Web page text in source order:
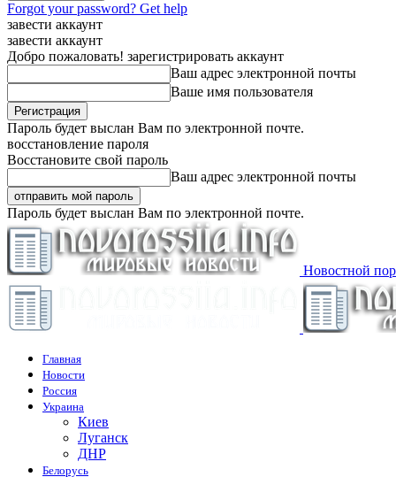
Forgot your password? Get help
завести аккаунт
завести аккаунт
Добро пожаловать! зарегистрировать аккаунт
Ваш адрес электронной почты
Ваше имя пользователя
Пароль будет выслан Вам по электронной почте.
восстановление пароля
Восстановите свой пароль
Ваш адрес электронной почты
Пароль будет выслан Вам по электронной почте.
Новостной
Главная
Новости
Россия
Украина
Киев
Луганск
ДНР
Белорусь